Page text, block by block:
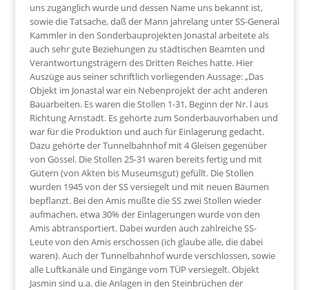
uns zugänglich wurde und dessen Name uns bekannt ist,
sowie die Tatsache, daß der Mann jahrelang unter SS-General
Kammler in den Sonderbauprojekten Jonastal arbeitete als
auch sehr gute Beziehungen zu städtischen Beamten und
Verantwortungsträgern des Dritten Reiches hatte. Hier
Auszüge aus seiner schriftlich vorliegenden Aussage: „Das
Objekt im Jonastal war ein Nebenprojekt der acht anderen
Bauarbeiten. Es waren die Stollen 1-31, Beginn der Nr. l aus
Richtung Arnstadt. Es gehörte zum Sonderbauvorhaben und
war für die Produktion und auch für Einlagerung gedacht.
Dazu gehörte der Tunnelbahnhof mit 4 Gleisen gegenüber
von Gössel. Die Stollen 25-31 waren bereits fertig und mit
Gütern (von Akten bis Museumsgut) gefüllt. Die Stollen
wurden 1945 von der SS versiegelt und mit neuen Bäumen
bepflanzt. Bei den Amis mußte die SS zwei Stollen wieder
aufmachen, etwa 30% der Einlagerungen wurde von den
Amis abtransportiert. Dabei wurden auch zahlreiche SS-
Leute von den Amis erschossen (ich glaube alle, die dabei
waren). Auch der Tunnelbahnhof wurde verschlossen, sowie
alle Luftkanäle und Eingänge vom TÜP versiegelt. Objekt
Jasmin sind u.a. die Anlagen in den Steinbrüchen der